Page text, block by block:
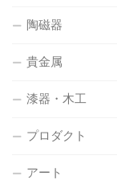
陶磁器
貴金属
漆器・木工
プロダクト
アート